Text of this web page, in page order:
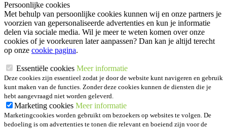
Persoonlijke cookies
Met behulp van persoonlijke cookies kunnen wij en onze partners je
voorzien van gepersonaliseerde advertenties en kun je informatie
delen via sociale media. Wil je meer te weten komen over onze
cookies of je voorkeuren later aanpassen? Dan kan je altijd terecht
op onze cookie pagina.
Essentiële cookies Meer informatie
Deze cookies zijn essentieel zodat je door de website kunt navigeren en gebruik
kunt maken van de functies. Zonder deze cookies kunnen de diensten die je
hebt aangevraagd niet worden geleverd.
Marketing cookies Meer informatie
Marketingcookies worden gebruikt om bezoekers op websites te volgen. De
bedoeling is om advertenties te tonen die relevant en boeiend zijn voor de